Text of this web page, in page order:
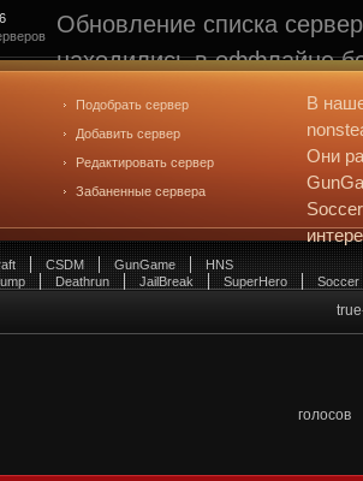
Обновление списка
находились в оффлайне
рейтинге не участвуют.
редактирования
.
Подобрать сервер
Добавить сервер
Редактировать сервер
Забаненные сервера
В
Они
CSDM GunGame
HNS
Deathrun JailBreak SuperHero Soccer
голосов